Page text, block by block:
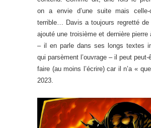
on a envie d’une suite mais celle-
terrible… Davis a toujours regretté de
ajouté une troisième et dernière pierre
– il en parle dans ses longs textes
qui parsèment l’ouvrage – il peut peut-
faire (au moins l’écrire) car il n’a «
2023.